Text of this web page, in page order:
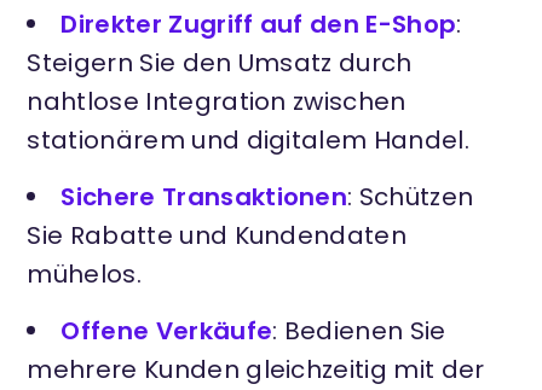
Direkter Zugriff auf den E-Shop:
Steigern Sie den Umsatz durch
nahtlose Integration zwischen
stationärem und digitalem Handel.
Sichere Transaktionen: Schützen
Sie Rabatte und Kundendaten
mühelos.
Offene Verkäufe: Bedienen Sie
mehrere Kunden gleichzeitig mit der